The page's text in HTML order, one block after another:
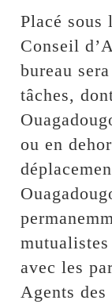
Placé sous
Conseil
bureau
tâches,
ou en
avec les
Agents